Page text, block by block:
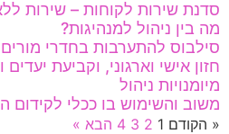
סדנת שירות לקוחות – שירות
מה בין ניהול למנהיגות?
סילבוס להתערבות בחדרי מורים
חזון אישי וארגוני, וקביעת
מיומנויות ניהול
משוב והשימוש בו ככלי לקידום
« הקודם 1
2
3
4 הבא »